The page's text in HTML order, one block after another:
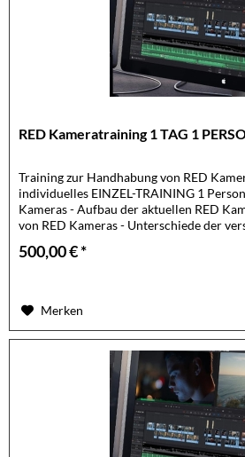
RED Kameratraining 1 TAG 1
Training zur Handhabung von RED
individuelles EINZEL-TRAINING 1
Kameras - Aufbau der aktuellen RED
von RED Kameras - Unterschiede der
500,00 € *
Merken